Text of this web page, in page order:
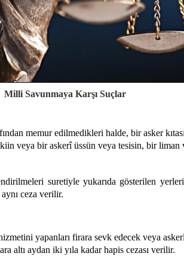
Milli Savunmaya Karşı Suçlar
memur edilmedikleri halde, bir asker
veya bir askerî üssün veya tesisin, bir liman
suretiyle yukarıda gösterilen
ceza verilir.
yapanları firara sevk edecek veya
altı aydan iki yıla kadar hapis cezası verilir.